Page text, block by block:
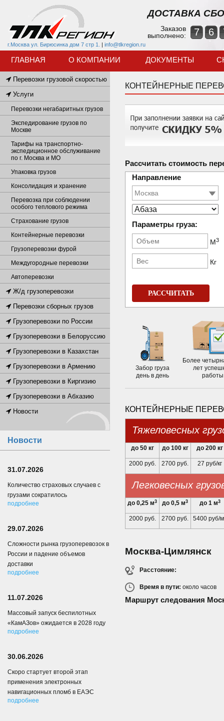
г.Москва ул. Бирюсинка дом 7 стр 1. | info@tlkregion.ru
ДОСТАВКА
Заказов
выполнено:
7 6
ГЛАВНАЯ О КОМПАНИИ ДОКУМЕНТЫ
КОНТЕЙНЕРНЫЕ
Рассчитать стоимость
Направление
Параметры груза:
М3
Кг
РАССЧИТАТЬ
Забор груза
день в день
Более
лет
работы
КОНТЕЙНЕРНЫЕ
Тяжеловесных
до 50 кг до 100 кг до 200 кг
2000 руб. 2700 руб. 27 руб/кг
Легковесных
до 0,25 м3 до 0,5 м3 до 1 м3
2000 руб. 2700 руб. 5400 руб/м
Москва-Цимлянск
Расстояние:
Время в пути: около часов
Маршрут следования
Перевозки грузовой скоростью
Услуги
Перевозки негабаритных грузов
Экспедирование грузов по
Москве
Тарифы на транспортно-
экспедиционное обслуживание
по г. Москва и МО
Упаковка грузов
Консолидация и хранение
Перевозка при соблюдении
особого теплового режима
Страхование грузов
Контейнерные перевозки
Грузоперевозки фурой
Междугородные перевозки
Автоперевозки
Ж/д грузоперевозки
Перевозки сборных грузов
Грузоперевозки по России
Грузоперевозки в Белоруссию
Грузоперевозки в Казахстан
Грузоперевозки в Армению
Грузоперевозки в Киргизию
Грузоперевозки в Абхазию
Новости
Новости
31.07.2026
Количество страховых случаев с
грузами сократилось
подробнее
29.07.2026
Сложности рынка грузоперевозок в
России и падение объемов
доставки
подробнее
11.07.2026
Массовый запуск беспилотных
«КамАЗов» ожидается в 2028 году
подробнее
30.06.2026
Скоро стартует второй этап
применения электронных
навигационных пломб в ЕАЭС
подробнее